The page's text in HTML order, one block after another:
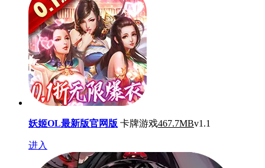
妖姬OL最新版官网版 卡牌游戏467.7MBv1.1
进入